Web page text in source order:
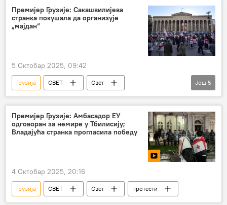
локални избори
Премијер Грузије: Сакашвилијева
странка покушала да организује
„мајдан“
5 Октобар 2025, 09:42
Грузија СВЕТ
Свет
Свет – политика
протести
опозиција
избори
локални избори
Још 5
Премијер Грузије: Амбасадор ЕУ
одговоран за немире у Тбилисију;
Владајућа странка прогласила победу
4 Октобар 2025, 20:16
Грузија СВЕТ Свет протести